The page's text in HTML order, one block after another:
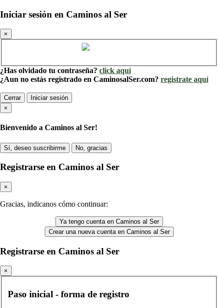
Iniciar sesión en Caminos al Ser
×
¿Has olvidado tu contraseña? click aquí
¿Aun no estás registrado en CaminosalSer.com? registrate aquí
Cerrar
Iniciar sesión
×
Bienvenido a Caminos al Ser!
Sí, deseo suscribirme No, gracias
Registrarse en Caminos al Ser
×
Gracias, indicanos cómo continuar:
Ya tengo cuenta en Caminos al Ser
Crear una nueva cuenta en Caminos al Ser
Registrarse en Caminos al Ser
×
Paso inicial - forma de registro